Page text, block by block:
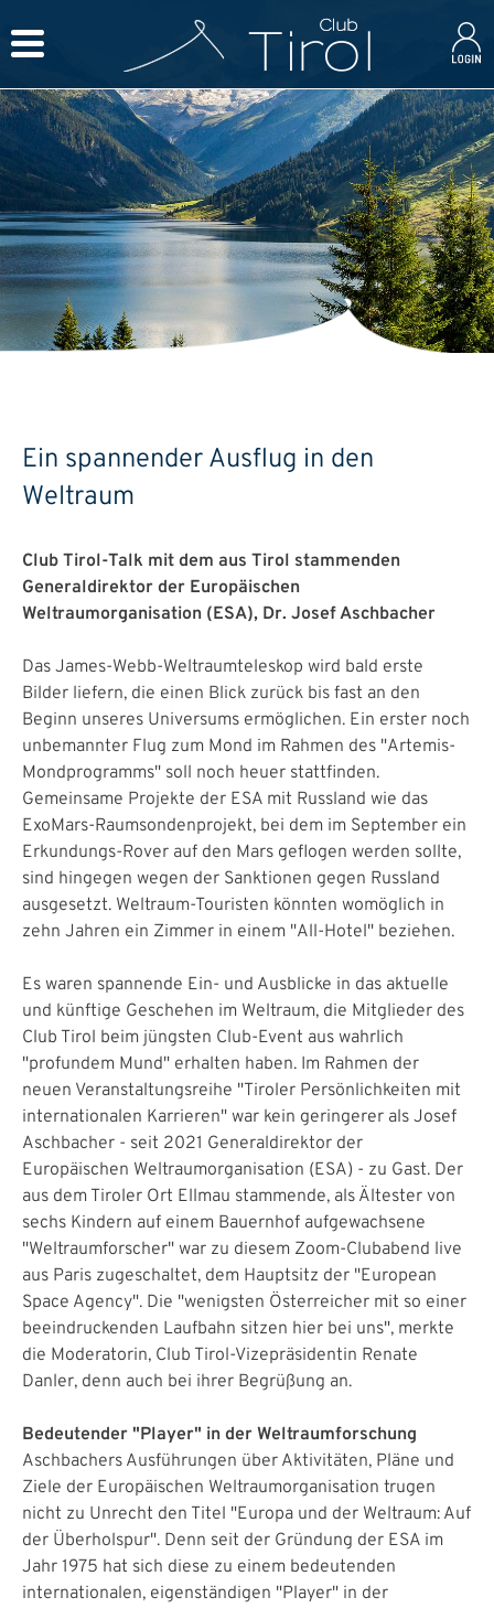
Ein spannender Ausflug in den
Weltraum
Club Tirol-Talk mit dem aus Tirol stammenden
Generaldirektor der Europäischen
Weltraumorganisation (ESA), Dr. Josef Aschbacher
Das James-Webb-Weltraumteleskop wird bald erste
Bilder liefern, die einen Blick zurück bis fast an den
Beginn unseres Universums ermöglichen. Ein erster noch
unbemannter Flug zum Mond im Rahmen des "Artemis-
Mondprogramms" soll noch heuer stattfinden.
Gemeinsame Projekte der ESA mit Russland wie das
ExoMars-Raumsondenprojekt, bei dem im September ein
Erkundungs-Rover auf den Mars geflogen werden sollte,
sind hingegen wegen der Sanktionen gegen Russland
ausgesetzt. Weltraum-Touristen könnten womöglich in
zehn Jahren ein Zimmer in einem "All-Hotel" beziehen.
Es waren spannende Ein- und Ausblicke in das aktuelle
und künftige Geschehen im Weltraum, die Mitglieder des
Club Tirol beim jüngsten Club-Event aus wahrlich
"profundem Mund" erhalten haben. Im Rahmen der
neuen Veranstaltungsreihe "Tiroler Persönlichkeiten mit
internationalen Karrieren" war kein geringerer als Josef
Aschbacher - seit 2021 Generaldirektor der
Europäischen Weltraumorganisation (ESA) - zu Gast. Der
aus dem Tiroler Ort Ellmau stammende, als Ältester von
sechs Kindern auf einem Bauernhof aufgewachsene
"Weltraumforscher" war zu diesem Zoom-Clubabend live
aus Paris zugeschaltet, dem Hauptsitz der "European
Space Agency". Die "wenigsten Österreicher mit so einer
beeindruckenden Laufbahn sitzen hier bei uns", merkte
die Moderatorin, Club Tirol-Vizepräsidentin Renate
Danler, denn auch bei ihrer Begrüßung an.
Bedeutender "Player" in der Weltraumforschung
Aschbachers Ausführungen über Aktivitäten, Pläne und
Ziele der Europäischen Weltraumorganisation trugen
nicht zu Unrecht den Titel "Europa und der Weltraum: Auf
der Überholspur". Denn seit der Gründung der ESA im
Jahr 1975 hat sich diese zu einem bedeutenden
internationalen, eigenständigen "Player" in der